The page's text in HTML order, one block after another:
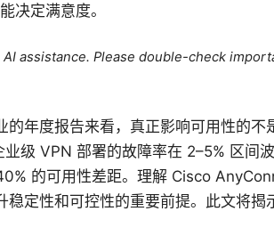
决定满意度。
assistance. Please double-check
年度报告来看，真正影响可用性的不
级 VPN 部署的故障率在 2–5% 区间
的可用性差距。理解 Cisco
定性和可控性的重要前提。此文将揭